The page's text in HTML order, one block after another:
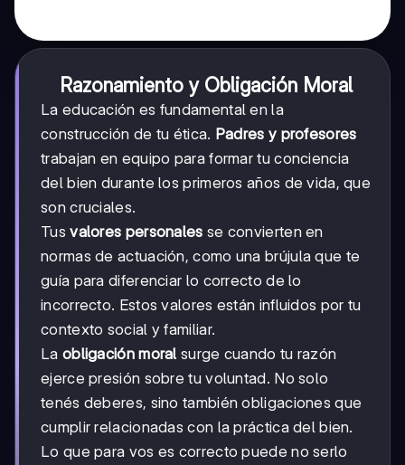
Razonamiento y Obligación Moral
La educación es fundamental en la
construcción de tu ética. Padres y profesores
trabajan en equipo para formar tu conciencia
del bien durante los primeros años de vida, que
son cruciales.
Tusvalores personales se convierten en
normas de actuación, como una brújula que te
guía para diferenciar lo correcto de lo
incorrecto. Estos valores están influidos por tu
contexto social y familiar.
La obligación moral surge cuando tu razón
ejerce presión sobre tu voluntad. No solo
tenés deberes, sino también obligaciones que
cumplir relacionadas con la práctica del bien.
Lo que para vos es correcto puede no serlo